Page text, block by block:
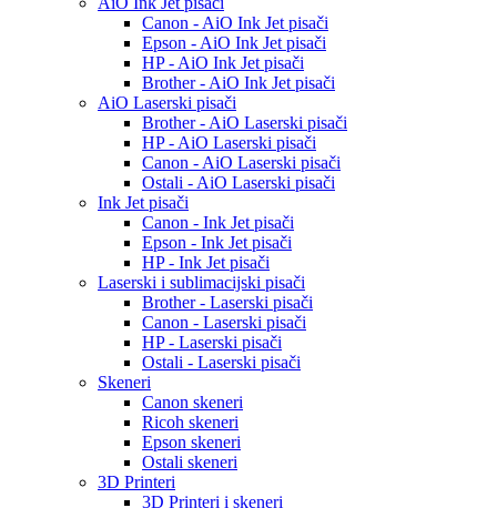
Canon - AiO Ink Jet pisači
Epson - AiO Ink Jet pisači
HP - AiO Ink Jet pisači
Brother - AiO Ink Jet pisači
AiO Laserski pisači
Brother - AiO Laserski pisači
HP - AiO Laserski pisači
Canon - AiO Laserski pisači
Ostali - AiO Laserski pisači
Ink Jet pisači
Canon - Ink Jet pisači
Epson - Ink Jet pisači
HP - Ink Jet pisači
Laserski i sublimacijski pisači
Brother - Laserski pisači
Canon - Laserski pisači
HP - Laserski pisači
Ostali - Laserski pisači
Skeneri
Canon skeneri
Ricoh skeneri
Epson skeneri
Ostali skeneri
3D Printeri
3D Printeri i skeneri